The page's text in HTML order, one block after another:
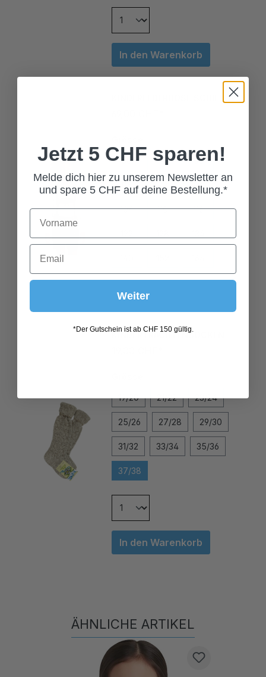
In den Warenkorb
KINDERLEDERHOSE SCHIEFER
68 74 80
98
104 110 116
140 152 164
25/26 27/28 29/30
31/32 33/34 35/36
37/38
In den Warenkorb
Produktgalerie überspringen
Jetzt 5 CHF sparen!
Melde dich hier zu unserem Newsletter an
und spare 5 CHF auf deine Bestellung.*
Weiter
*Der Gutschein ist ab CHF 150 gültig.